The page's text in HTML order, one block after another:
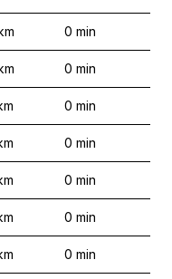
0 min
0 min
0 min
0 min
0 min
0 min
0 min